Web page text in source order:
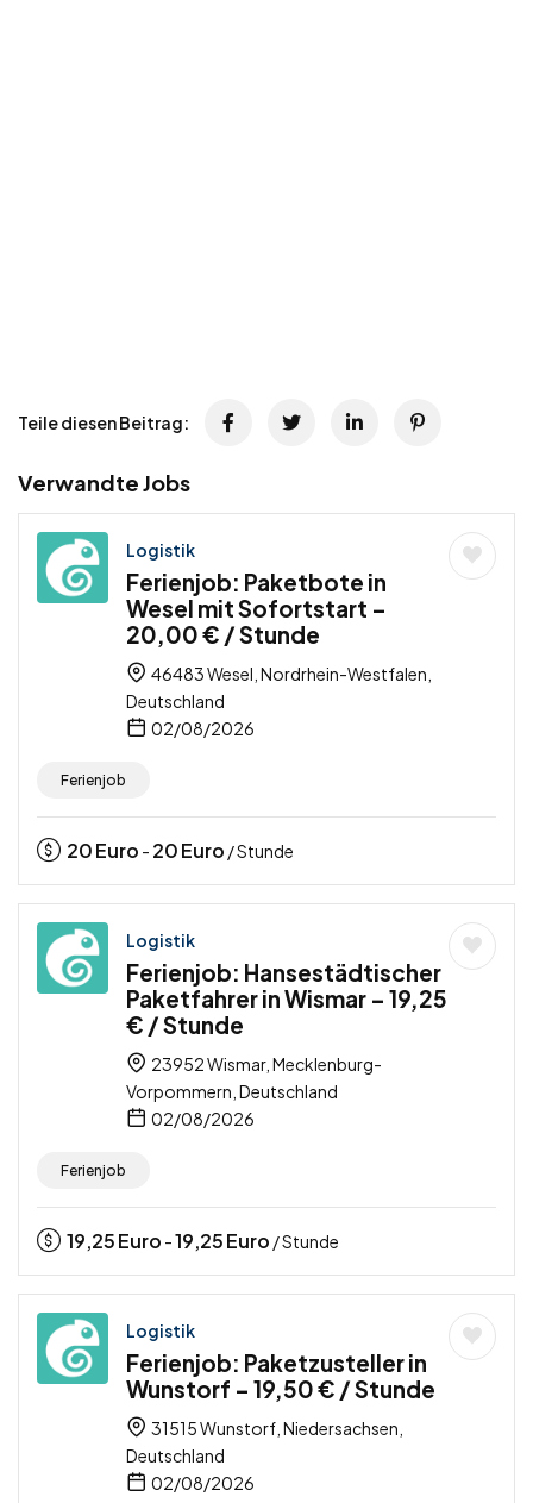
Teile diesen Beitrag:
Verwandte Jobs
Logistik
Ferienjob: Paketbote in
Wesel mit Sofortstart –
20,00 € / Stunde
46483 Wesel, Nordrhein-Westfalen,
Deutschland
02/08/2026
Ferienjob
20Euro - 20Euro / Stunde
Logistik
Ferienjob: Hansestädtischer
Paketfahrer in Wismar – 19,25
€ / Stunde
23952 Wismar, Mecklenburg-
Vorpommern, Deutschland
02/08/2026
Ferienjob
19,25Euro -19,25Euro / Stunde
Logistik
Ferienjob: Paketzusteller in
Wunstorf – 19,50 € / Stunde
31515 Wunstorf, Niedersachsen,
Deutschland
02/08/2026